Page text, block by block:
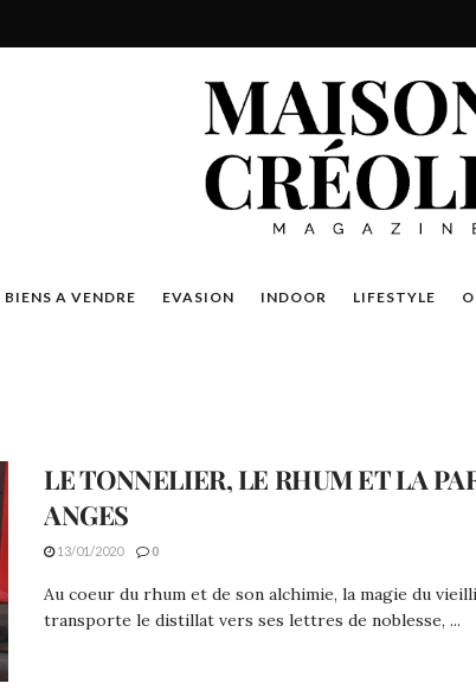
BIENS A VENDRE EVASION INDOOR LIFESTYLE
LE TONNELIER, LE RHUM ET LA
ANGES
13/01/2020 0
Au coeur du rhum et de son alchimie, la magie du
transporte le distillat vers ses lettres de noblesse, ...